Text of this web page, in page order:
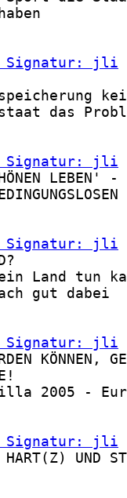
Signatur: jli
das
Signatur: jli
LEBEN' -
Signatur: jli
Land tun
gut dabei
Signatur: jli
KÖNNEN,
2005 -
Signatur: jli
HART(Z) UND